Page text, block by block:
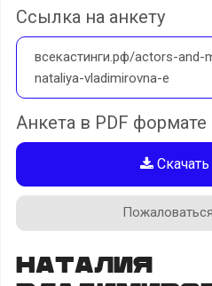
Ссылка на анкету
всекастинги.рф/actors-
nataliya-vladimirovna-e
Анкета в PDF формате
Наталия